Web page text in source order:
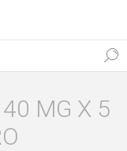
MG X 5